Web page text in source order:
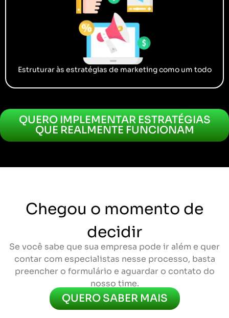
Estruturar às estratégias de marketing como um todo
QUERO IMPLEMENTAR ESTRATÉGIAS
QUE REALMENTE FUNCIONAM
Chegou o momento de
decidir
Se você sabe que sua empresa pode ir além e quer
contar com especialistas nesse processo, basta
preencher o formulário e aguardar o contato do
nosso time.
QUERO SABER MAIS